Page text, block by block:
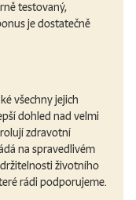
testovaný,
je dostatečně
všechny jejich
dohled nad velmi
zdravotní
na spravedlivém
životního
rádi podporujeme.